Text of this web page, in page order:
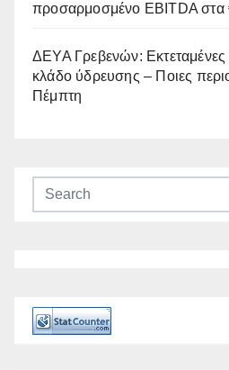
προσαρμοσμένο EBITDA στα
ΔΕΥΑ Γρεβενών: Εκτεταμένες
κλάδο ύδρευσης – Ποιες
Πέμπτη